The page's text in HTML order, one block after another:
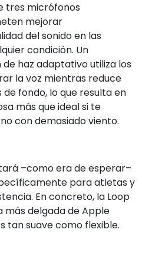
tres micrófonos
mejorar
del sonido en las
condición. Un
haz adaptativo utiliza los
la voz mientras reduce
fondo, lo que resulta en
más que ideal si te
con demasiado viento.
–como era de esperar–
para atletas y
En concreto, la Loop
más delgada de Apple
tan suave como flexible.